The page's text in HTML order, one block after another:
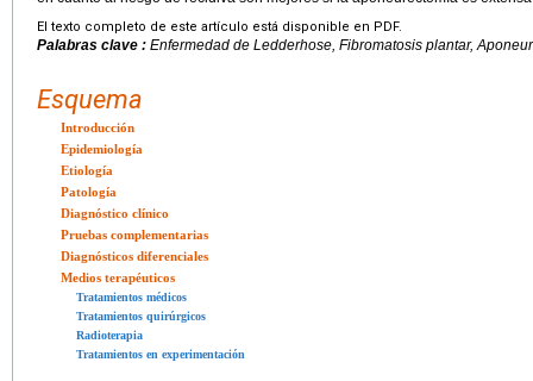
El texto completo de este artículo está disponible en PDF.
Palabras clave : Enfermedad de Ledderhose, Fibromatosis plantar,
Esquema
Introducción
Epidemiología
Etiología
Patología
Diagnóstico clínico
Pruebas complementarias
Diagnósticos diferenciales
Medios terapéuticos
Tratamientos médicos
Tratamientos quirúrgicos
Radioterapia
Tratamientos en experimentación